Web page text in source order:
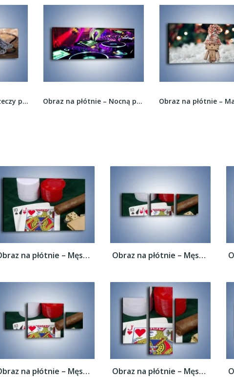
Obraz na płótnie – Nocną pora przy konsoli –... Obraz na płótnie – Mały ludek zimową porą –...
Obraz na płótnie – Męski świat hazardu –... Obraz na płótnie – Męski świat hazardu –...
Obraz na płótnie – Męski świat hazardu –... Obraz na płótnie – Męski świat hazardu –...